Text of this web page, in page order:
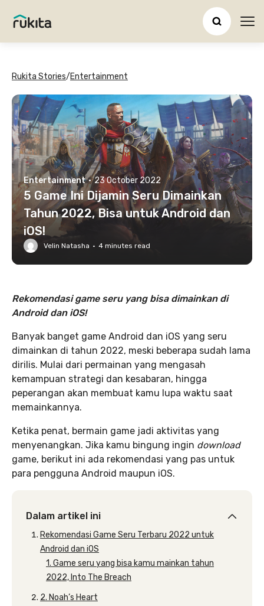
Rukita Stories/Entertainment
Entertainment · 23 October 2022
5 Game Ini Dijamin Seru Dimainkan
Tahun 2022, Bisa untuk Android dan
iOS!
Velin Natasha · 4 minutes read
Rekomendasi game seru yang bisa dimainkan di
Android dan iOS!
Banyak banget game Android dan iOS yang seru
dimainkan di tahun 2022, meski beberapa sudah lama
dirilis. Mulai dari permainan yang mengasah
kemampuan strategi dan kesabaran, hingga
peperangan akan membuat kamu lupa waktu saat
memainkannya.
Ketika penat, bermain game jadi aktivitas yang
menyenangkan. Jika kamu bingung ingin download
game, berikut ini ada rekomendasi yang pas untuk
para pengguna Android maupun iOS.
Dalam artikel ini
Rekomendasi Game Seru Terbaru 2022 untuk
Android dan iOS
1. Game seru yang bisa kamu mainkan tahun
2022, Into The Breach
2. Noah’s Heart